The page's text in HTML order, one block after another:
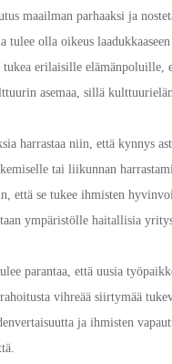
maailman parhaaksi ja
tulee olla oikeus
erilaisille elämänpoluille,
asemaa, sillä
harrastaa niin, että kynnys
tai liikunnan
että se tukee ihmisten
ympäristölle haitallisia
parantaa, että uusia
vihreää siirtymää
ja ihmisten